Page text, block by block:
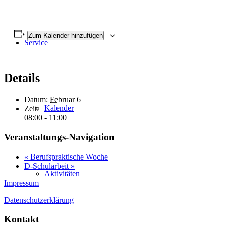
Service
Kalender
Aktivitäten
Zum Kalender hinzufügen
Details
Datum: Februar 6
Zeit:
08:00 - 11:00
Veranstaltungs-Navigation
« Berufspraktische Woche
D-Schularbeit »
Impressum
Datenschutzerklärung
Kontakt